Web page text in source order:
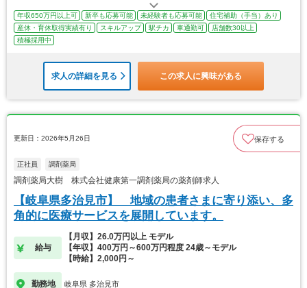
年収650万円以上可 新卒も応募可能 未経験者も応募可能
住宅補助（手当）あり
産休・育休取得実績有り
スキルアップ 駅チカ 車通勤可
店舗数30以上
積極採用中
求人の詳細を見る この求人に興味がある
更新日：2026年5月26日 保存する
正社員 調剤薬局
調剤薬局大樹 株式会社健康第一調剤薬局の薬剤師求人
【岐阜県多治見市】 地域の患者さまに寄り添い、多
角的に医療サービスを展開しています。
給与
【月収】26.0万円以上 モデル
【年収】400万円～600万円程度 24歳～モデル
【時給】2,000円～
勤務地 岐阜県 多治見市